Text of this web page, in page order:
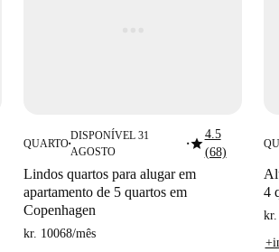
QUARTO■
DISPONÍVEL 31
AGOSTO
■star4.5
(68)
Lindos quartos para alugar em
apartamento de 5 quartos em
Copenhagen
kr. 10068/mês
4
kr.